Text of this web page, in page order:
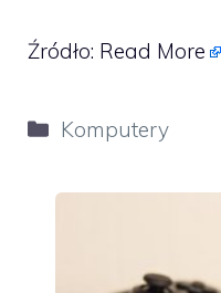
Źródło: Read More
Kategorie
Komputery